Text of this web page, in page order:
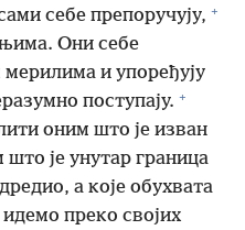
себе препоручују, +
њима. Они себе
и упоређују
поступају. +
оним што је изван
је унутар граница
а које обухвата
преко својих